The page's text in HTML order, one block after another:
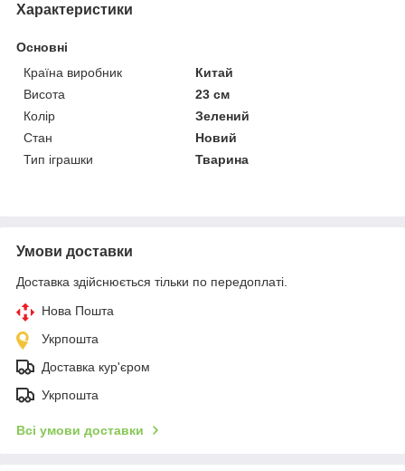
Характеристики
Основні
Країна виробник
Китай
Висота
23 см
Колір
Зелений
Стан
Новий
Тип іграшки
Тварина
Умови доставки
Доставка здійснюється тільки по передоплаті.
Нова Пошта
Укрпошта
Доставка кур'єром
Укрпошта
Всі умови доставки